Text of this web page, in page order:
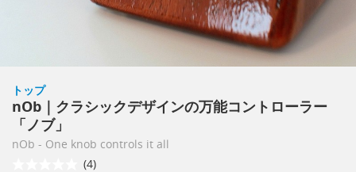
トップ
nOb｜クラシックデザインの万能コントローラー
「ノブ」
nOb - One knob controls it all
(4)